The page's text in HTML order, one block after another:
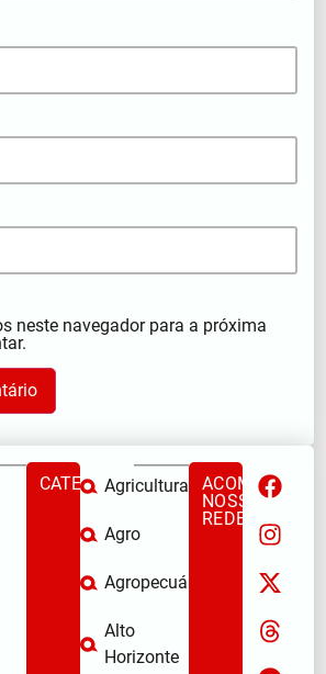
neste navegador para a próxima
de
»
CATEGORIASAgricultura
Agro
Agropecuária
Alto
Horizonte
ACOMPANHE
NOSSAS
REDES